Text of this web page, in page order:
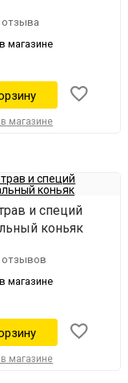
отзыва
в магазине
магазине
и специй
коньяк
отзывов
в магазине
магазине